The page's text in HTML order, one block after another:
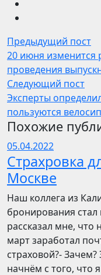
Предыдущий пост
20 июня изменится
проведения
Следующий пост
Эксперты
пользуются
Похожие
05.04.2022
Страхровка
Москве
Наш коллега из
бронирования стал
рассказал мне, что
март заработал
страховой?-
начнём с того, что